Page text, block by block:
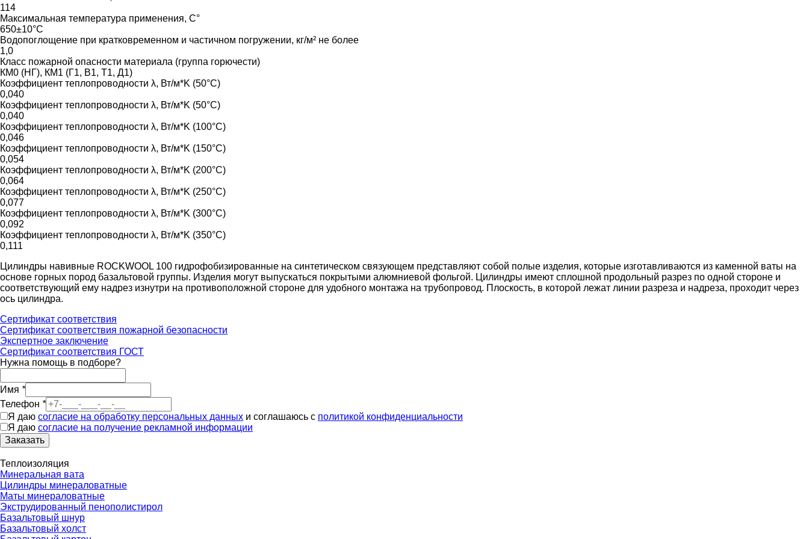
114
Максимальная температура применения, С°
650±10°C
Водопоглощение при кратковременном и частичном погружении, кг/м² не более
1,0
Класс пожарной опасности материала (группа горючести)
КМ0 (НГ), КМ1 (Г1, В1, Т1, Д1)
Коэффициент теплопроводности λ, Вт/м*K (50°C)
0,040
Коэффициент теплопроводности λ, Вт/м*K (50°C)
0,040
Коэффициент теплопроводности λ, Вт/м*K (100°C)
0,046
Коэффициент теплопроводности λ, Вт/м*K (150°C)
0,054
Коэффициент теплопроводности λ, Вт/м*K (200°C)
0,064
Коэффициент теплопроводности λ, Вт/м*K (250°C)
0,077
Коэффициент теплопроводности λ, Вт/м*K (300°C)
0,092
Коэффициент теплопроводности λ, Вт/м*K (350°C)
0,111
Цилиндры навивные ROCKWOOL 100 гидрофобизированные на синтетическом связующем представляют собой полые изделия, которые изготавливаются из каменной ваты на
основе горных пород базальтовой группы. Изделия могут выпускаться покрытыми алюмниевой фольгой. Цилиндры имеют сплошной продольный разрез по одной стороне и
соответствующий ему надрез изнутри на противоположной стороне для удобного монтажа на трубопровод. Плоскость, в которой лежат линии разреза и надреза, проходит через
ось цилиндра.
Сертификат соответствия
Сертификат соответствия пожарной безопасности
Экспертное заключение
Сертификат соответствия ГОСТ
Нужна помощь в подборе?
Имя *
Телефон *
Я даю согласие на обработку персональных данных и соглашаюсь с политикой конфиденциальности
Я даю согласие на получение рекламной информации
Заказать
Теплоизоляция
Минеральная вата
Цилиндры минераловатные
Маты минераловатные
Экструдированный пенополистирол
Базальтовый шнур
Базальтовый холст